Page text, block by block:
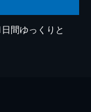
間ゆっくりと